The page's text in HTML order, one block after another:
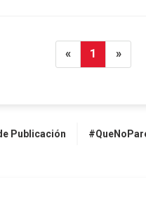
« 1 »
Publicación